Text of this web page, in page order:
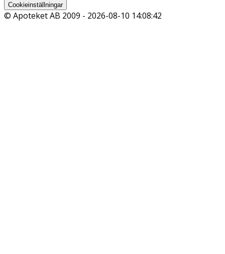
Cookieinställningar
© Apoteket AB 2009 - 2026-08-10 14:08:42